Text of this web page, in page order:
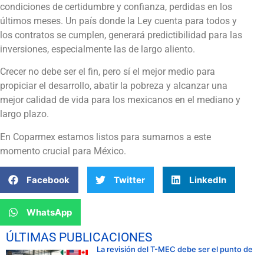
condiciones de certidumbre y confianza, perdidas en los
últimos meses. Un país donde la Ley cuenta para todos y
los contratos se cumplen, generará predictibilidad para las
inversiones, especialmente las de largo aliento.
Crecer no debe ser el fin, pero sí el mejor medio para
propiciar el desarrollo, abatir la pobreza y alcanzar una
mejor calidad de vida para los mexicanos en el mediano y
largo plazo.
En Coparmex estamos listos para sumarnos a este
momento crucial para México.
Facebook Twitter LinkedIn
WhatsApp
ÚLTIMAS PUBLICACIONES
La revisión del T-MEC debe ser el punto de